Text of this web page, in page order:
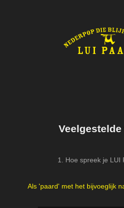
1. Hoe spreek je LUI
Als 'paard' met het bijvoeglijk